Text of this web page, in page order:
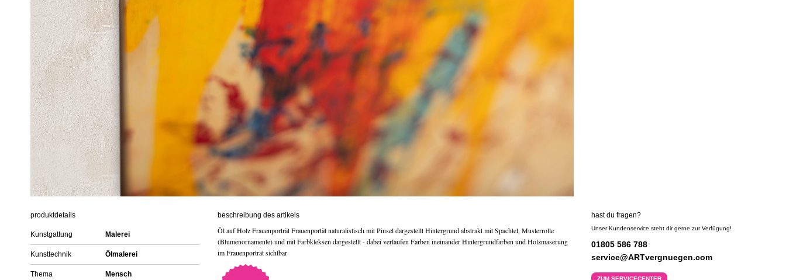
produktdetails
Kunstgattung Malerei
Kunsttechnik Ölmalerei
Thema Mensch
beschreibung des artikels
Öl auf Holz Frauenporträt Frauenportät naturalistisch mit Pinsel dargestellt Hintergrund abstrakt mit Spachtel, Musterrolle
(Blumenornamente) und mit Farbkleksen dargestellt - dabei verlaufen Farben ineinander Hintergrundfarben und Holzmaserung
im Frauenporträt sichtbar
hast du fragen?
Unser Kundenservice steht dir gerne zur Verfügung!
01805 586 788
service@ARTvergnuegen.com
ZUM SERVICECENTER